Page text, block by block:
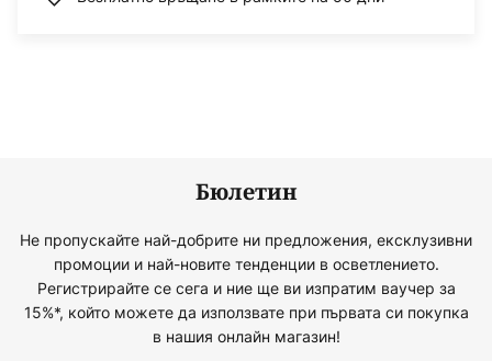
Бюлетин
Не пропускайте най-добрите ни предложения, ексклузивни
промоции и най-новите тенденции в осветлението.
Регистрирайте се сега и ние ще ви изпратим ваучер за
15%*, който можете да използвате при първата си покупка
в нашия онлайн магазин!